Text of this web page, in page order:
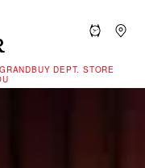
DEPT. STORE